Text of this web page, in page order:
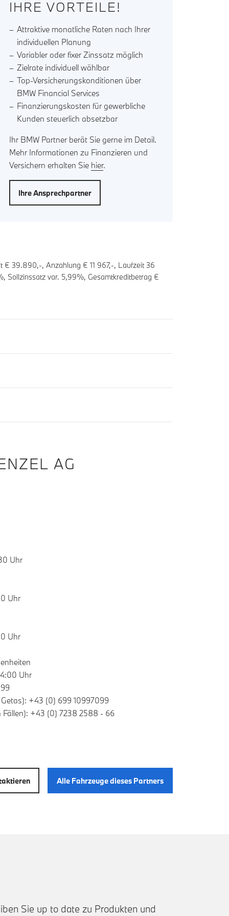
€ 39.890,-, Anzahlung € 11 967,-, Laufzeit36
Sollzinssatz var. 5,99%, Gesamtkreditbetrag €
IHRE VORTEILE!
Attraktive monatliche Raten nach Ihrer
individuellen Planung
Variabler oder fixer Zinssatz möglich
Zielrate individuell wählbar
Top-Versicherungskonditionen über
BMW Financial Services
Finanzierungskosten für gewerbliche
Kunden steuerlich absetzbar
Ihr BMW Partner berät Sie gerne im Detail.
Mehr Informationen zu Finanzieren und
Versichern erhalten Sie hier.
Ihre Ansprechpartner
AG
Uhr
Uhr
Uhr
Uhr
+43 (0) 699 10997099
Fällen): +43 (0) 7238 2588 - 66
Alle Fahrzeuge dieses Partners
Sie up to date zu Produkten und